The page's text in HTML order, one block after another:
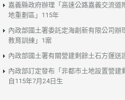
嘉義縣政府辦理「高速公路嘉義交流
地重劃區」115年
內政部國土署委託定海創新有限公司辦
教育訓練」1案
內政部國土署有關營建剩餘土石方運送
內政部訂定發布「非都市土地設置營建
自115年7月24日生